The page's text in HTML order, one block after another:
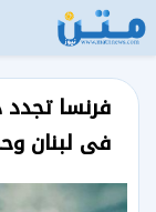
فرنسا تجدد
فى لبنان